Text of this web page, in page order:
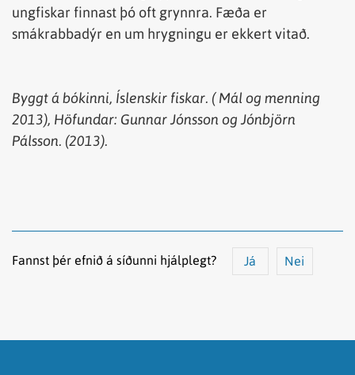
ungfiskar finnast þó oft grynnra. Fæða er
smákrabbadýr en um hrygningu er ekkert vitað.
Byggtá bókinni, Íslenskir fiskar. (Mál og menning
2013), Höfundar: Gunnar Jónsson og Jónbjörn
Pálsson. (2013).
Fannst þér efnið á síðunni hjálplegt? Já Nei